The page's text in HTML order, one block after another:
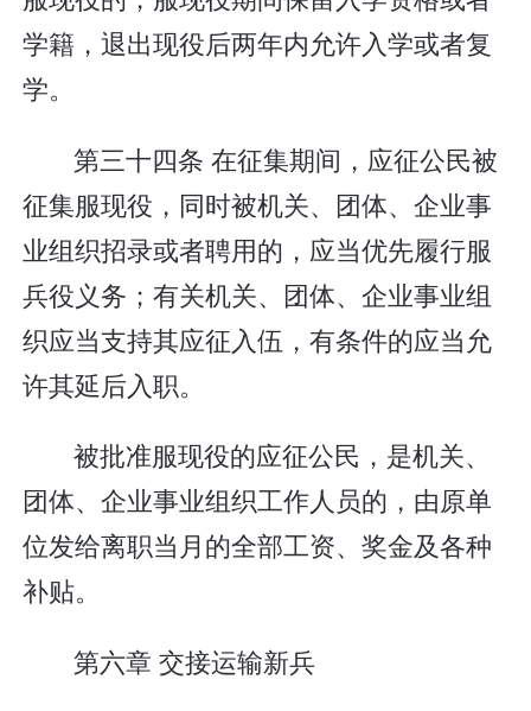
学籍，退出现役后两年内允许入学或者复
学。
第三十四条 在征集期间，应征公民被
征集服现役，同时被机关、团体、企业事
业组织招录或者聘用的，应当优先履行服
兵役义务；有关机关、团体、企业事业组
织应当支持其应征入伍，有条件的应当允
许其延后入职。
被批准服现役的应征公民，是机关、
团体、企业事业组织工作人员的，由原单
位发给离职当月的全部工资、奖金及各种
补贴。
第六章 交接运输新兵